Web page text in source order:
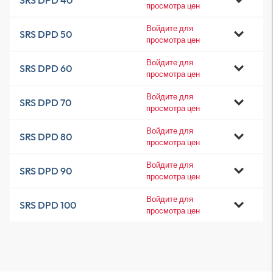
просмотра цен
SRS DPD 50
Войдите для
просмотра цен
SRS DPD 60
Войдите для
просмотра цен
SRS DPD 70
Войдите для
просмотра цен
SRS DPD 80
Войдите для
просмотра цен
SRS DPD 90
Войдите для
просмотра цен
SRS DPD 100
Войдите для
просмотра цен